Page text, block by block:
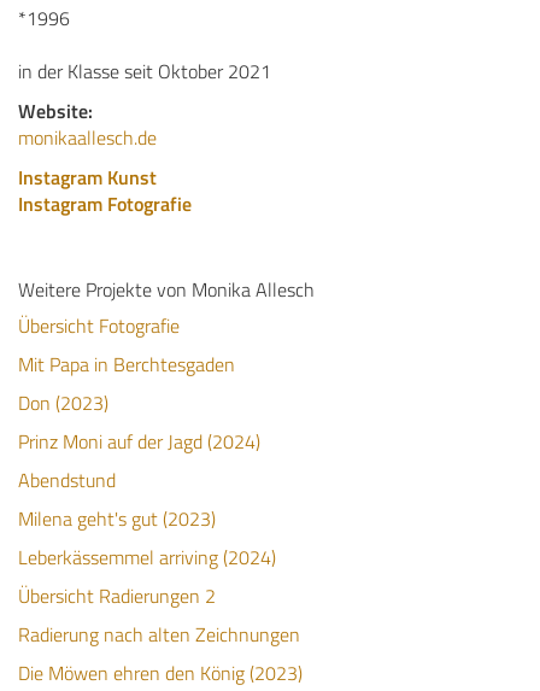
*1996
in der Klasse seit Oktober 2021
Website:
monikaallesch.de
Instagram Kunst
Instagram Fotografie
Weitere Projekte von Monika Allesch
Übersicht Fotografie
Mit Papa in Berchtesgaden
Don (2023)
Prinz Moni auf der Jagd (2024)
Abendstund
Milena geht's gut (2023)
Leberkässemmel arriving (2024)
Übersicht Radierungen 2
Radierung nach alten Zeichnungen
Die Möwen ehren den König (2023)